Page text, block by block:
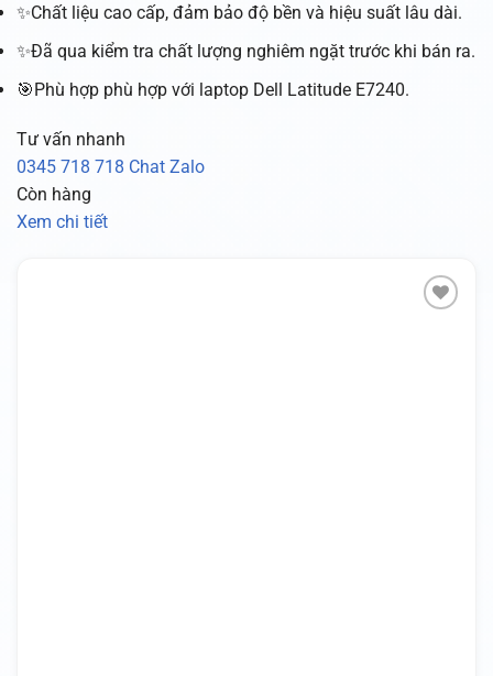
✨Chất liệu cao cấp, đảm bảo độ bền và hiệu suất lâu dài.
✨Đã qua kiểm tra chất lượng nghiêm ngặt trước khi bán ra.
🎯Phù hợp phù hợp với laptop Dell Latitude E7240.
Tư vấn nhanh
0345 718 718 Chat Zalo
Còn hàng
Xem chi tiết